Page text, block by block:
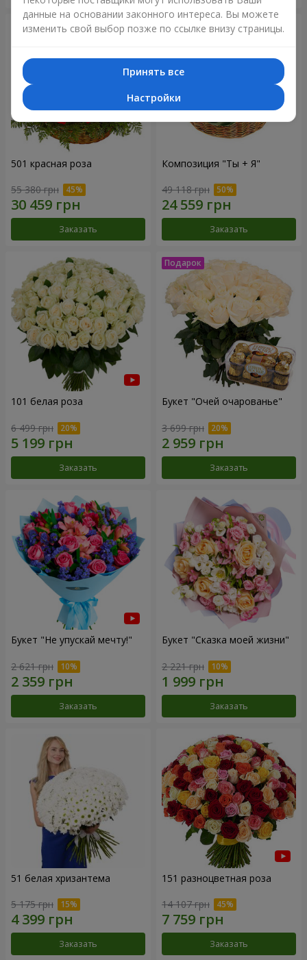
501 красная роза
55 380 грн
Заказать
Композиция "Ты + Я"
49 118 грн
Заказать
101 белая роза
6 499 грн
Заказать
Букет "Очей очарованье"
3 699 грн
Заказать
Букет "Не упускай мечту!"
2 621 грн
Заказать
Букет "Сказка моей жизни"
2 221 грн
Заказать
51 белая хризантема
5 175 грн
Заказать
151 разноцветная роза
14 107 грн
Заказать
данные на основании законного интереса. Вы можете
изменить свой выбор позже по ссылке внизу страницы.
Принять все
Настройки